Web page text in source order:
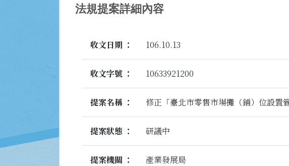
法規提案詳細內容
收文日期 106.10.13
收文字號 10633921200
提案名稱 修正「臺北市零售市場攤（鋪）位設置
提案狀態 研議中
提案機關 產業發展局